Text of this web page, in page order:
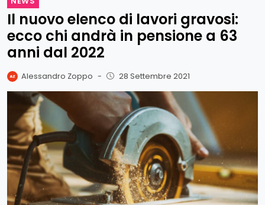
Il nuovo elenco di lavori gravosi:
ecco chi andrà in pensione a 63
anni dal 2022
Alessandro Zoppo - 28 Settembre 2021